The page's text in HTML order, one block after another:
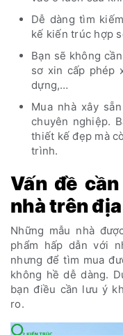
Dễ dàng tìm
kế kiến trúc hợp
Bạn sẽ không
sơ xin cấp phép
dựng,…
Mua nhà xây
chuyên nghiệp.
thiết kế đẹp mà
trình.
Vấn đề
nhà trên
Những mẫu nhà
phẩm hấp dẫn với
nhưng để tìm mua
không hề dễ dàng.
bạn điều cần lưu ý
ro.